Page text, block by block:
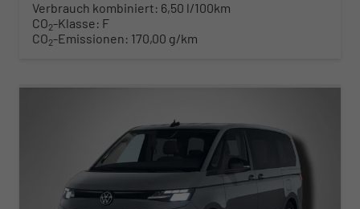
Verbrauch kombiniert: 6,50 l/100km
CO2-Klasse: F
CO2-Emissionen: 170,00 g/km